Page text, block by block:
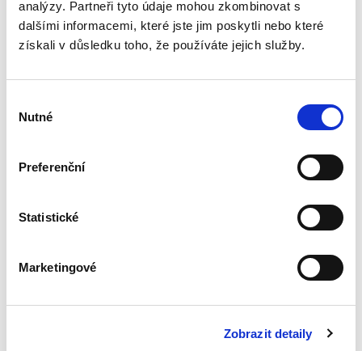
analýzy. Partneři tyto údaje mohou zkombinovat s
dalšími informacemi, které jste jim poskytli nebo které
získali v důsledku toho, že používáte jejich služby.
souhlasu
Nutné
Preferenční
Statistické
Marketingové
Zobrazit detaily
právo a ekonomie
Jan Kupčík
zásadní otázky dneška v oblasti hospodářské
soutěže. Kniha přináší komplexní a detailní